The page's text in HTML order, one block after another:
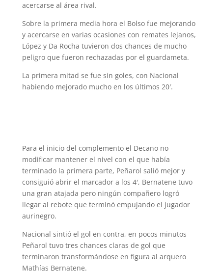
acercarse al área rival.
Sobre la primera media hora el Bolso fue mejorando
y acercarse en varias ocasiones con remates lejanos,
López y Da Rocha tuvieron dos chances de mucho
peligro que fueron rechazadas por el guardameta.
La primera mitad se fue sin goles, con Nacional
habiendo mejorado mucho en los últimos 20′.
Para el inicio del complemento el Decano no
modificar mantener el nivel con el que había
terminado la primera parte, Peñarol salió mejor y
consiguió abrir el marcador a los 4′, Bernatene tuvo
una gran atajada pero ningún compañero logró
llegar al rebote que terminó empujando el jugador
aurinegro.
Nacional sintió el gol en contra, en pocos minutos
Peñarol tuvo tres chances claras de gol que
terminaron transformándose en figura al arquero
Mathías Bernatene.